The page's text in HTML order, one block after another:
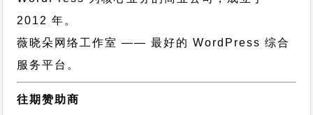
2012 年。
薇晓朵网络工作室 —— 最好的 WordPress 综合
服务平台。
往期赞助商